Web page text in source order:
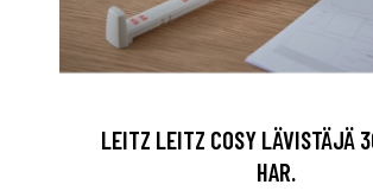
LEITZ LEITZ COSY LÄVISTÄJÄ
HAR.